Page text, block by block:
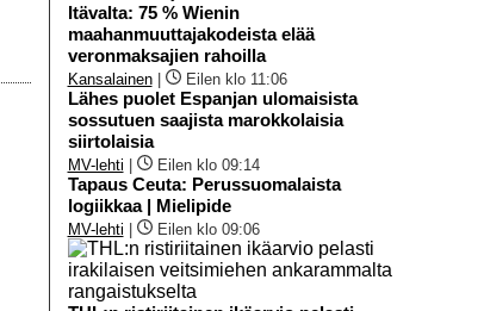
Itävalta: 75 % Wienin
maahanmuuttajakodeista elää
veronmaksajien rahoilla
Kansalainen| Eilen klo 11:06
Lähes puolet Espanjan ulomaisista
sossutuen saajista marokkolaisia
siirtolaisia
MV-lehti Eilen klo 09:14
Tapaus Ceuta: Perussuomalaista
logiikkaa | Mielipide
MV-lehti Eilen klo 09:06